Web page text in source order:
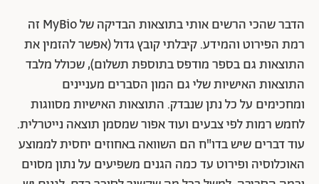
הדבר שהכי הרשים אותי בתוצאות הבדיקה של MyBio זה
רמת הפירוט והמידע. קיבלתי קובץ גדול (אפשר להזמין את
התוצאות גם בספר מודפס בתוספת תשלום), שכולל מלבד
התוצאות האישיות שלי גם המון הסברים מעניינים
ומחכימים על כל נתן שנבדק. התוצאות האישיות מסווגות
לחמש רמות לפי צבעים ועוד אפור שמסמן תוצאה נייטרלית.
עוד דברים שיש בדו"ח הם השוואה באחוזים יחסית לממוצע
האוכלוסיה ופירוט עד כמה הגנים משפיעים על נתון מסוים